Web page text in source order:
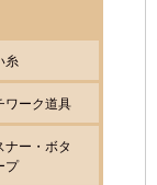
糸
ワーク道具
ー・ボタ
プ